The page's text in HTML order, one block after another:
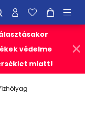
védelme
miatt!